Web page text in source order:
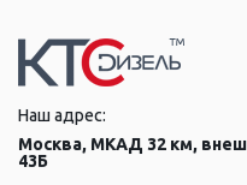
Наш адрес:
Москва, МКАД 32 км,
43Б